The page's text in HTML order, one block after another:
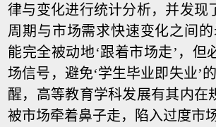
律与变化进行统计分析，并发现
周期与市场需求快速变化之间
能完全被动地‘跟着市场走’，但
场信号，避免‘学生毕业即失业’
醒，高等教育学科发展有其内在
被市场牵着鼻子走，陷入过度市